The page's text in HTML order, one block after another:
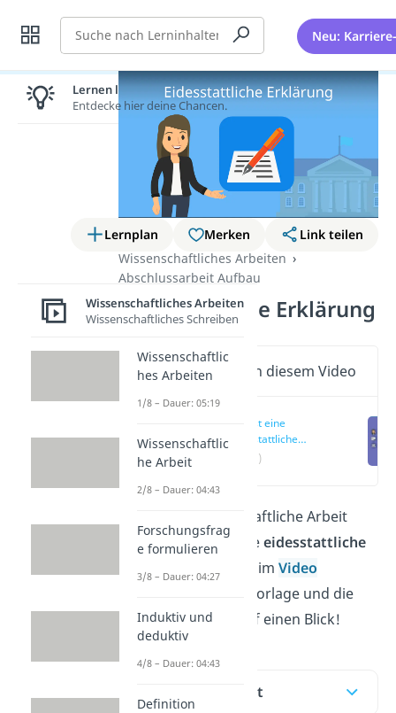
Suche Neu:
Lernplan Merken
Link teilen
Wissenschaftliches Arbeiten
Abschlussarbeit Aufbau
Eidesstattliche Erklärung
Wichtige Inhalte in diesem Video
Was ist eine
eidesstattliche
Erklärung?
(00:16)
Für deine wissenschaftliche Arbeit
fehlt dir nur noch dieeidesstattliche
Erklärung
? Hier und im Video
bekommst du eine Vorlage und die
wichtigsten Infos auf einen Blick!
Inhaltsübersicht
Lernen lohnt sich!
Entdecke hier deine Chancen.
Wissenschaftliches Arbeiten
Wissenschaftliches Schreiben
Wissenschaftlic
hes Arbeiten
1/8 – Dauer: 05:19
Wissenschaftlic
he Arbeit
2/8 – Dauer: 04:43
Forschungsfrag
e formulieren
3/8 – Dauer: 04:27
Induktiv und
deduktiv
4/8 – Dauer: 04:43
Definition